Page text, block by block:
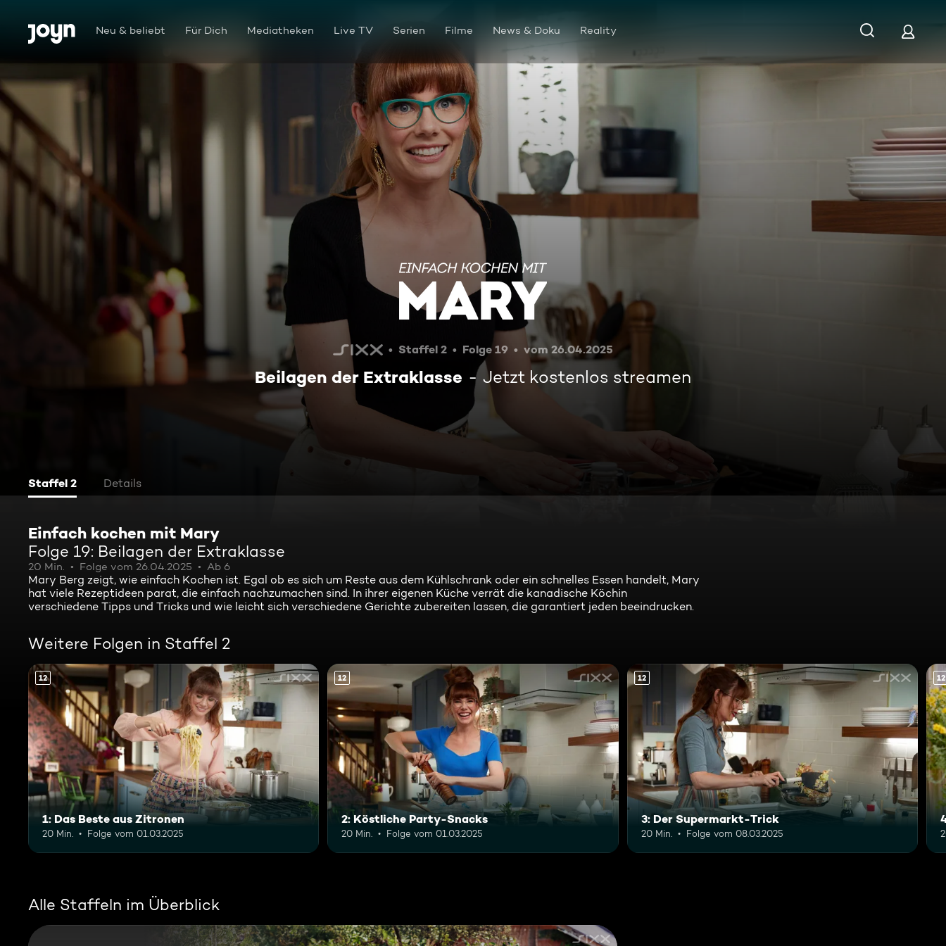
Zum Inhalt springen
Barrierefrei Neu & beliebt Für Dich Mediatheken Live TV Serien Filme News & Doku Reality
Beilagen der Extraklasse
Staffel 2 Folge 19 vom 26.04.2025
Beilagen der Extraklasse Jetzt kostenlos streamen
Staffel 2 Details
Einfach kochen mit Mary
Folge 19: Beilagen der Extraklasse
20 Min. Folge vom 26.04.2025 Ab 6
Mary Berg zeigt, wie einfach Kochen ist. Egal ob es sich um Reste aus dem Kühlschrank oder ein schnelles Essen handelt, Mary
hat viele Rezeptideen parat, die einfach nachzumachen sind. In ihrer eigenen Küche verrät die kanadische Köchin
verschiedene Tipps und Tricks und wie leicht sich verschiedene Gerichte zubereiten lassen, die garantiert jeden beeindrucken.
Weitere Folgen in Staffel 2
12
1: Das Beste aus Zitronen
20 Min. Folge vom 01.03.2025
12
2: Köstliche Party-Snacks
20 Min. Folge vom 01.03.2025
12
3: Der Supermarkt-Trick
20 Min. Folge vom 08.03.2025
12
Alle Staffeln im Überblick